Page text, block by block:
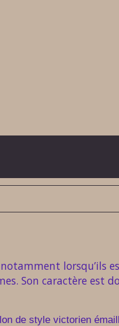
lorsqu’ils
Son caractère est
de style victorien